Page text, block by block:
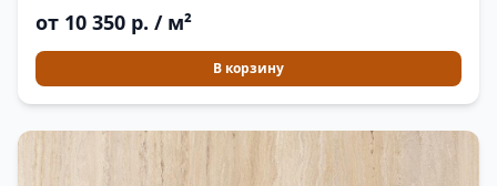
от 10 350 р. / м²
В корзину